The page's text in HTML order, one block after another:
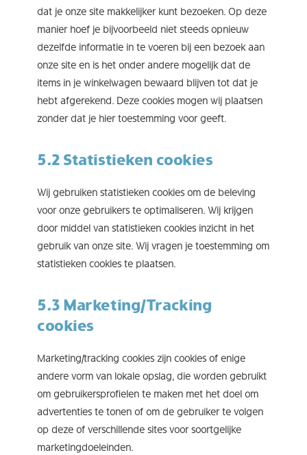
dat je onze site makkelijker kunt bezoeken. Op deze
manier hoef je bijvoorbeeld niet steeds opnieuw
dezelfde informatie in te voeren bij een bezoek aan
onze site en is het onder andere mogelijk dat de
items in je winkelwagen bewaard blijven tot dat je
hebt afgerekend. Deze cookies mogen wij plaatsen
zonder dat je hier toestemming voor geeft.
5.2 Statistieken cookies
Wij gebruiken statistieken cookies om de beleving
voor onze gebruikers te optimaliseren. Wij krijgen
door middel van statistieken cookies inzicht in het
gebruik van onze site. Wij vragen je toestemming om
statistieken cookies te plaatsen.
5.3 Marketing/Tracking
cookies
Marketing/tracking cookies zijn cookies of enige
andere vorm van lokale opslag, die worden gebruikt
om gebruikersprofielen te maken met het doel om
advertenties te tonen of om de gebruiker te volgen
op deze of verschillende sites voor soortgelijke
marketingdoeleinden.